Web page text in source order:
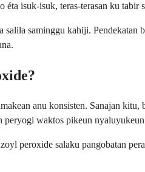
isuk-isuk, teras-terasan ku tabir
saminggu kahiji.
anu konsisten. Sanajan
waktos pikeun nyaluyukeun
peroxide salaku pangobatan